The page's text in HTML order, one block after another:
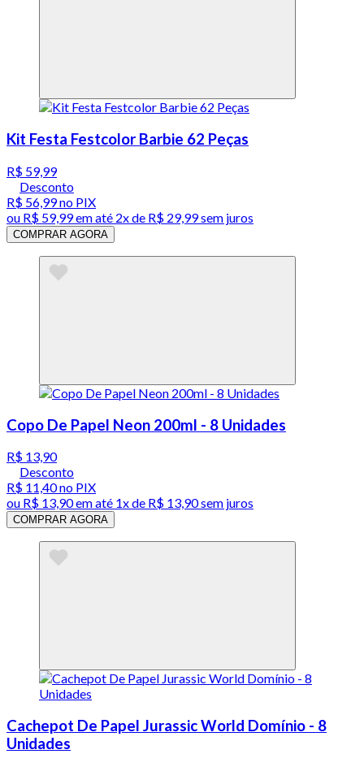
Kit Festa Festcolor Barbie 62 Peças
R$ 59,99
Desconto
R$ 56,99no PIX
ou R$ 59,99em até 2x de R$ 29,99 sem juros
COMPRAR AGORA
Copo De Papel Neon 200ml - 8 Unidades
R$ 13,90
Desconto
R$ 11,40no PIX
ou R$ 13,90em até 1x de R$ 13,90sem juros
COMPRAR AGORA
Cachepot De Papel Jurassic World Domínio - 8
Unidades